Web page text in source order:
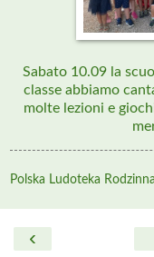
Sabato 10.09 la
classe abbiamo
molte lezioni e
Polska Ludoteka Rodzinna
‹